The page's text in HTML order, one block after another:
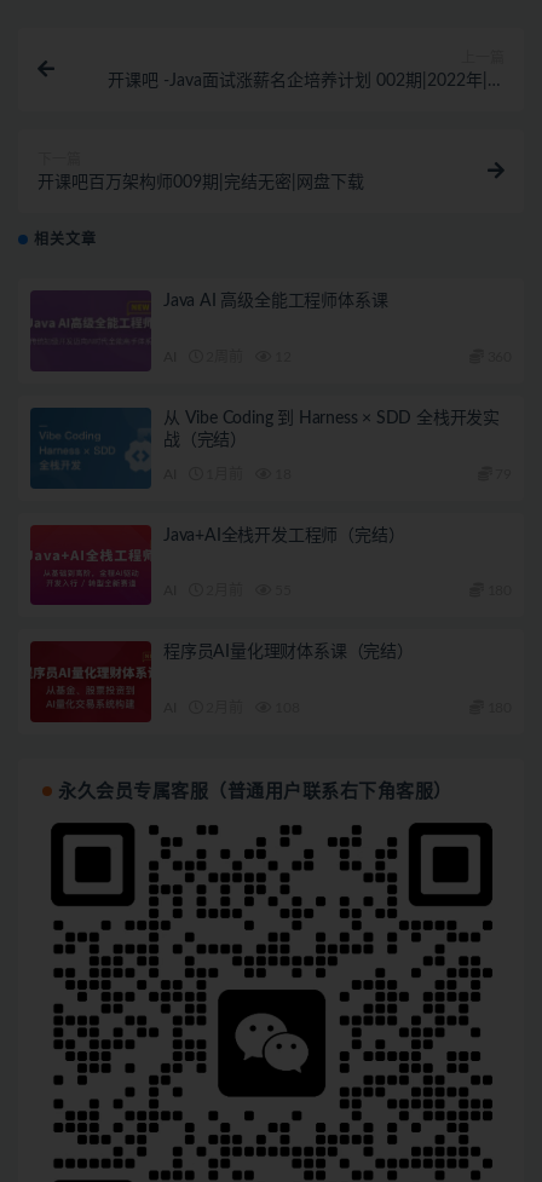
开课吧 -Java面试涨薪名企培养计划 002期|2022年|涨
开课吧百万架构师009期|完结无密|网盘下载
相关文章
Java AI 高级全能工程师体系课
从 Vibe Coding 到 Harness × SDD 全栈开发实
战（完结）
Java+AI全栈开发工程师（完结）
程序员AI量化理财体系课（完结）
永久会员专属客服（普通用户联系右下角客服）